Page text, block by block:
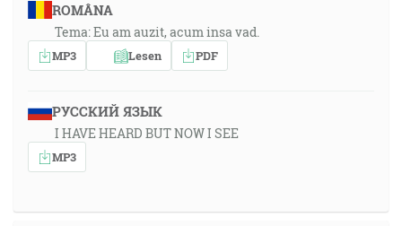
ROMÂNA
Tema: Eu am auzit, acum insa vad.
MP3 Lesen PDF
РУССКИЙ ЯЗЫК
I HAVE HEARD BUT NOW I SEE
MP3